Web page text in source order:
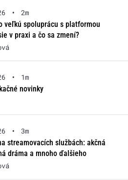
•
2m
veľkú spoluprácu s platformou
v praxi a čo sa zmení?
•
1m
novinky
•
3m
streamovacích službách: akčná
dráma a mnoho ďalšieho